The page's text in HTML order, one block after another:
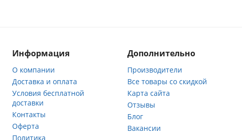
Информация
О компании
Доставка и оплата
Условия бесплатной
доставки
Контакты
Оферта
Политика
Дополнительно
Производители
Все товары со скидкой
Карта сайта
Отзывы
Блог
Вакансии